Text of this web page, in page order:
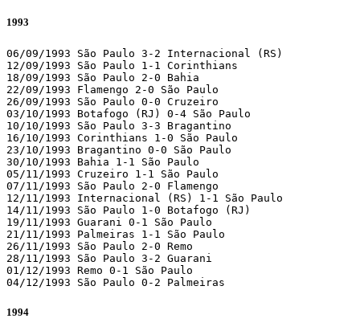
1993
06/09/1993 São Paulo 3-2 Internacional (RS)
12/09/1993 São Paulo 1-1 Corinthians
18/09/1993 São Paulo 2-0 Bahia
22/09/1993 Flamengo 2-0 São Paulo
26/09/1993 São Paulo 0-0 Cruzeiro
03/10/1993 Botafogo (RJ) 0-4 São Paulo
10/10/1993 São Paulo 3-3 Bragantino
16/10/1993 Corinthians 1-0 São Paulo
23/10/1993 Bragantino 0-0 São Paulo
30/10/1993 Bahia 1-1 São Paulo
05/11/1993 Cruzeiro 1-1 São Paulo
07/11/1993 São Paulo 2-0 Flamengo
12/11/1993 Internacional (RS) 1-1 São Paulo
14/11/1993 São Paulo 1-0 Botafogo (RJ)
19/11/1993 Guarani 0-1 São Paulo
21/11/1993 Palmeiras 1-1 São Paulo
26/11/1993 São Paulo 2-0 Remo
28/11/1993 São Paulo 3-2 Guarani
01/12/1993 Remo 0-1 São Paulo
04/12/1993 São Paulo 0-2 Palmeiras
1994